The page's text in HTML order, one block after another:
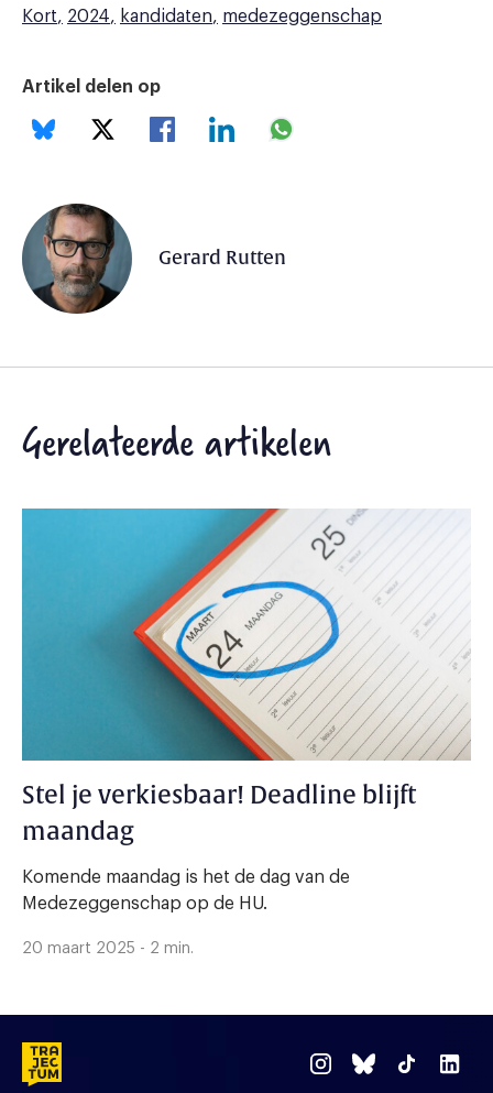
Kort
2024 kandidaten medezeggenschap
Artikel delen op
Gerard Rutten
Gerelateerde artikelen
Stel je verkiesbaar! Deadline blijft
maandag
Komende maandag is het de dag van de
Medezeggenschap op de HU.
20 maart 2025 - 2 min.